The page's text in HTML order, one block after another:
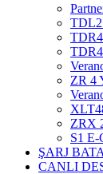
ZR 4
ZRX
S1 E-
ŞARJ
CANLI